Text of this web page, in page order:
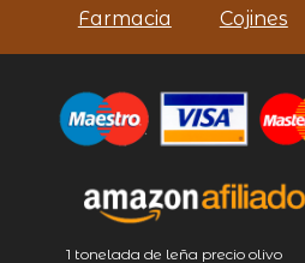
Farmacia Cojines
1 tonelada de leña precio olivo